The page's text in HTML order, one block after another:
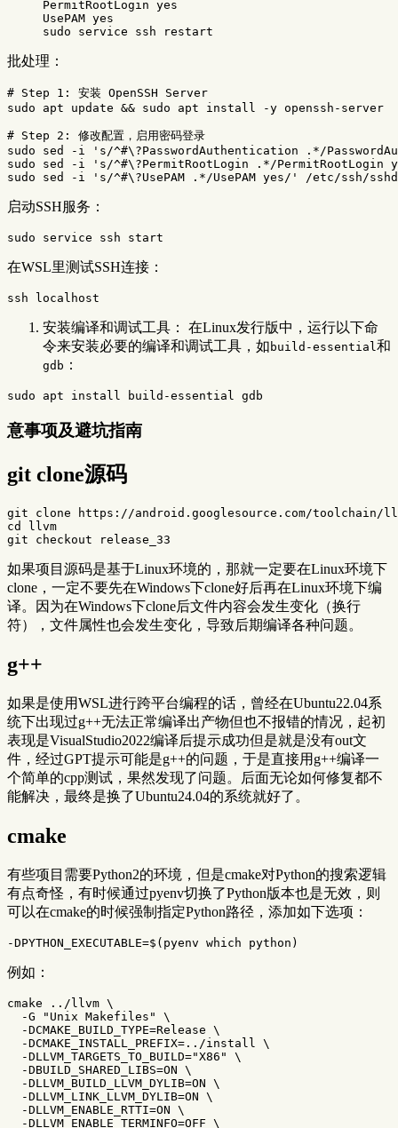
PermitRootLogin
UsePAM yes
sudo
批处理：
# Step 1: 安装 OpenSSH Server
sudo apt update && sudo apt install -y openssh-server
# Step 2: 修改配置，启用密码登录
sudo sed
-i
's/^#\?PasswordAuthentication .*/
sudo sed
-i
's/^#\?PermitRootLogin .*/PermitRootLogin
sudo sed
-i 's/^#\?UsePAM .*/UsePAM yes/'
启动SSH服务：
sudo
在WSL里测试SSH连接：
安装编译和调试工具： 在Linux发行版中，运行以下命
令来安装必要的编译和调试工具，如 build-essential和
gdb ：
sudo apt install
意事项及避坑指南
git clone源码
cd
llvm
如果项目源码是基于Linux环境的，那就一定要在Linux环境下
clone，一定不要先在Windows下clone好后再在Linux环境下编
译。因为在Windows下clone后文件内容会发生变化（换行
符），文件属性也会发生变化，导致后期编译各种问题。
g++
如果是使用WSL进行跨平台编程的话，曾经在Ubuntu22.04系
统下出现过g++无法正常编译出产物但也不报错的情况，起初
表现是VisualStudio2022编译后提示成功但是就是没有out文
件，经过GPT提示可能是g++的问题，于是直接用g++编译一
个简单的cpp测试，果然发现了问题。后面无论如何修复都不
能解决，最终是换了Ubuntu24.04的系统就好了。
cmake
有些项目需要Python2的环境，但是cmake对Python的搜索逻辑
有点奇怪，有时候通过pyenv切换了Python版本也是无效，则
可以在cmake的时候强制指定Python路径，添加如下选项：
-DPYTHON_EXECUTABLE=$( pyenv which python )
例如：
cmake ../llvm \
-G
"Unix Makefiles"
\
-DCMAKE_BUILD_TYPE=Release \
-DCMAKE_INSTALL_PREFIX= ../install \
-DLLVM_TARGETS_TO_BUILD="X86"
\
-DBUILD_SHARED_LIBS=ON \
-DLLVM_BUILD_LLVM_DYLIB=ON \
-DLLVM_LINK_LLVM_DYLIB=ON \
-DLLVM_ENABLE_RTTI=ON \
-DLLVM_ENABLE_TERMINFO=OFF \